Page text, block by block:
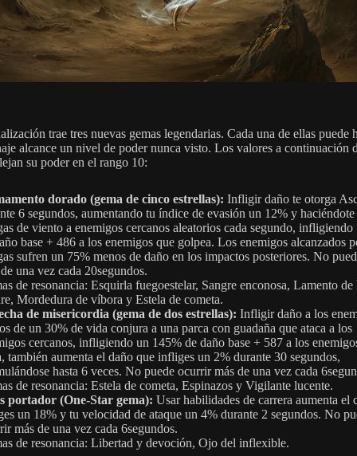
trae tres nuevas gemas legendarias. Cada una de ellas puede
alcance un nivel de poder nunca visto. Los valores a continuación
su poder en el rango 10:
dorado (gema de cinco estrellas): Infligir daño te otorga
6 segundos, aumentando tu índice de evasión un 12% y
de viento a enemigos cercanos aleatorios cada segundo, infligiendo
base + 486 a los enemigos que golpea. Los enemigos alcanzados
sufren un 75% menos de daño en los impactos posteriores. No
una vez cada 20segundos.
de resonancia: Esquirla fuegoestelar, Sangre enconosa, Lamento de
Mordedura de víbora y Estela de cometa.
de misericordia (gema de dos estrellas): Infligir daño a los
de un 30% de vida conjura a una parca con guadaña que ataca a los
cercanos, infligiendo un 145% de daño base + 587 a los
también aumenta el daño que infliges un 2% durante 30 segundos,
hasta 6 veces. No puede ocurrir más de una vez cada
de resonancia: Estela de cometa, Espinazos y Vigilante lucente.
portador (One-Star gema): Usar habilidades de carrera aumenta el
un 18% y tu velocidad de ataque un 4% durante 2 segundos. No
más de una vez cada 6segundos.
de resonancia: Libertad y devoción, Ojo del inflexible.